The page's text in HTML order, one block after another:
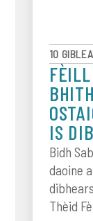
10
IS
Bidh
daoine
Thèid